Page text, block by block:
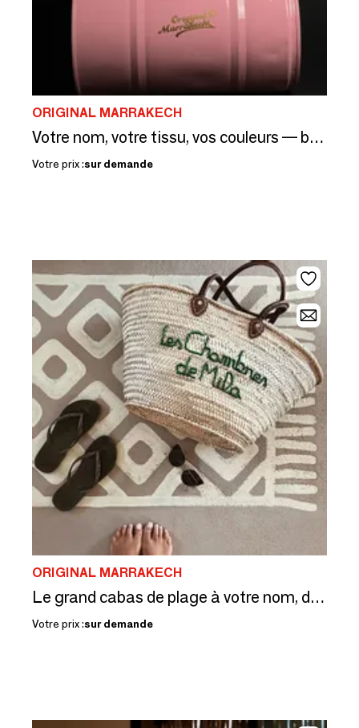
ORIGINAL MARRAKECH
Votre nom, votre tissu, vos couleurs — brodés main à Marrakech
Votre prix :sur demande
ORIGINAL MARRAKECH
Le grand cabas de plage à votre nom, dans vos couleurs
Votre prix :sur demande